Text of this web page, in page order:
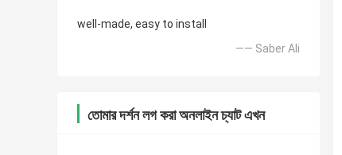
well-made, easy to install
—— Saber Ali
তোমার দর্শন লগ করা অনলাইন চ্যাট এখন